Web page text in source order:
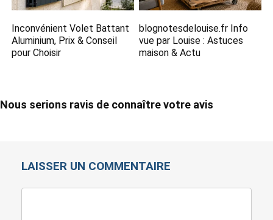
Inconvénient Volet Battant
Aluminium, Prix & Conseil
pour Choisir
blognotesdelouise.fr Info
vue par Louise​ : Astuces
maison & Actu
Nous serions ravis de connaître votre avis
LAISSER UN COMMENTAIRE